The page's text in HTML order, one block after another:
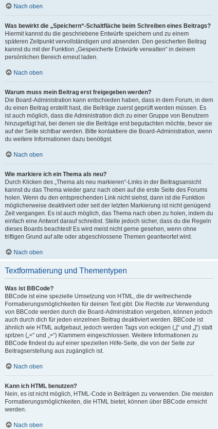
Nach oben
Was bewirkt die „Speichern“-Schaltfläche beim Schreiben eines Beitrags?
Hiermit kannst du die geschriebene Entwürfe speichern und zu einem
späteren Zeitpunkt vervollständigen und absenden. Den gesicherten Beitrag
kannst du mit der Funktion „Gespeicherte Entwürfe verwalten“ in deinem
persönlichen Bereich erneut laden.
Nach oben
Warum muss mein Beitrag erst freigegeben werden?
Die Board-Administration kann entschieden haben, dass in dem Forum, in dem
du einen Beitrag erstellt hast, die Beiträge zuerst geprüft werden müssen. Es
ist auch möglich, dass die Administration dich zu einer Gruppe von Benutzern
hinzugefügt hat, bei denen sie die Beiträge erst begutachten möchte, bevor sie
auf der Seite sichtbar werden. Bitte kontaktiere die Board-Administration, wenn
du weitere Informationen dazu benötigst.
Nach oben
Wie markiere ich ein Thema als neu?
Durch Klicken des „Thema als neu markieren“-Links in der Beitragsansicht
kannst du das Thema wieder ganz nach oben auf die erste Seite des Forums
holen. Wenn du den entsprechenden Link nicht siehst, dann ist die Funktion
möglicherweise deaktiviert oder seit der letzten Markierung ist nicht genügend
Zeit vergangen. Es ist auch möglich, das Thema nach oben zu holen, indem du
einfach eine Antwort darauf schreibst. Stelle jedoch sicher, dass du die Regeln
dieses Boards beachtest! Es wird meist nicht gerne gesehen, wenn ohne
triftigen Grund auf alte oder abgeschlossene Themen geantwortet wird.
Nach oben
Textformatierung und Thementypen
Was ist BBCode?
BBCode ist eine spezielle Umsetzung von HTML, die dir weitreichende
Formatierungsmöglichkeiten für deinen Text gibt. Die Rechte zur Verwendung
von BBCode werden durch die Board-Administration vergeben, können jedoch
auch durch dich für jeden einzelnen Beitrag deaktiviert werden. BBCode ist
ähnlich wie HTML aufgebaut, jedoch werden Tags von eckigen („[“ und „]“) statt
spitzen („<“ und „>“) Klammern eingeschlossen. Weitere Informationen zu
BBCode findest du auf einer speziellen Hilfe-Seite, die von der Seite zur
Beitragserstellung aus zugänglich ist.
Nach oben
Kann ich HTML benutzen?
Nein, es ist nicht möglich, HTML-Code in Beiträgen zu verwenden. Die meisten
Formatierungsmöglichkeiten, die HTML bietet, können über BBCode erreicht
werden.
Nach oben